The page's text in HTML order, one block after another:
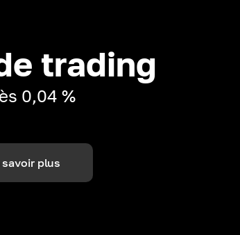
trading
0,04 %
savoir plus